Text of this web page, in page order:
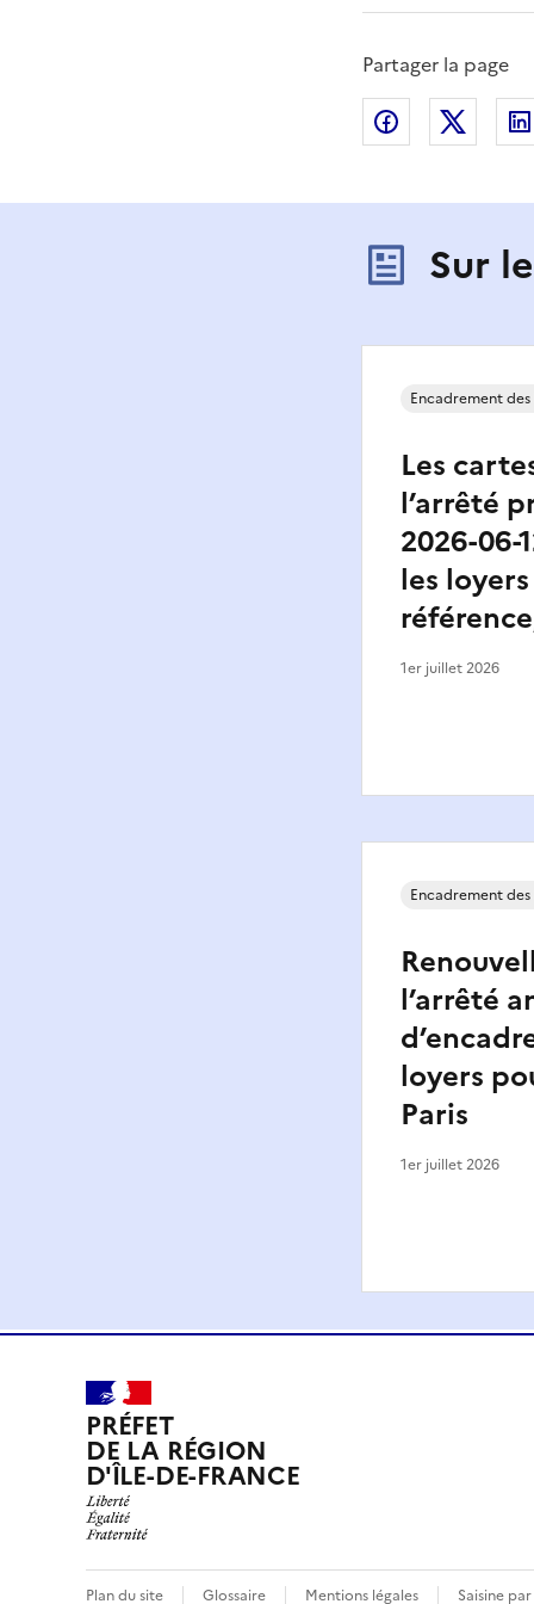
Partager la page
Partager sur
Sur
Les
l’arrêté
2026-06-
les
Encadrement
1er juillet 2026
l’arrêté
loyers
Paris
Encadrement
1er juillet 2026
PRÉFET
DE LA RÉGION
D'ÎLE-DE-FRANCE
Plan du site Glossaire Mentions légales Saisine